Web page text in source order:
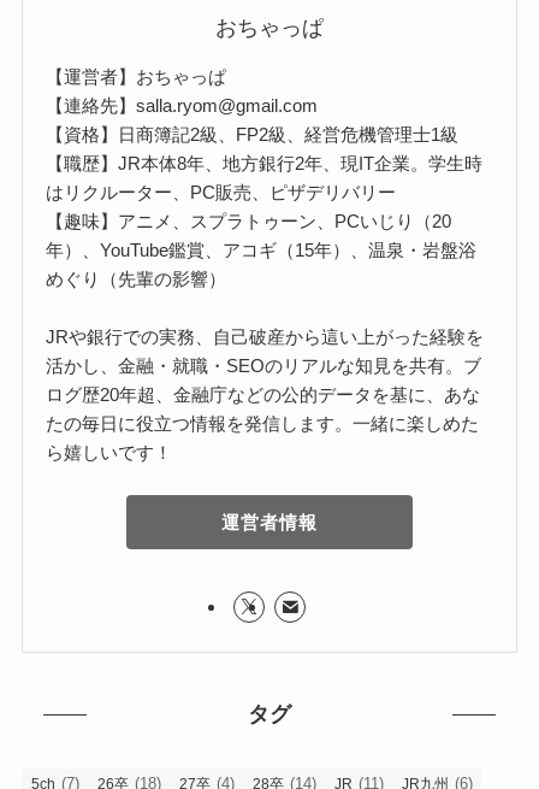
おちゃっぱ
【運営者】おちゃっぱ
【連絡先】salla.ryom@gmail.com
【資格】日商簿記2級、FP2級、経営危機管理士1級
【職歴】JR本体8年、地方銀行2年、現IT企業。学生時
はリクルーター、PC販売、ピザデリバリー
【趣味】アニメ、スプラトゥーン、PCいじり（20
年）、YouTube鑑賞、アコギ（15年）、温泉・岩盤浴
めぐり（先輩の影響）
JRや銀行での実務、自己破産から這い上がった経験を
活かし、金融・就職・SEOのリアルな知見を共有。ブ
ログ歴20年超、金融庁などの公的データを基に、あな
たの毎日に役立つ情報を発信します。一緒に楽しめた
ら嬉しいです！
運営者情報
タグ
5ch (7) 26卒 (18) 27卒 (4) 28卒 (14) JR (11) JR九州 (6)